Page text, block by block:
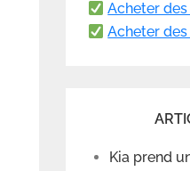
Acheter
Acheter
Kia prend